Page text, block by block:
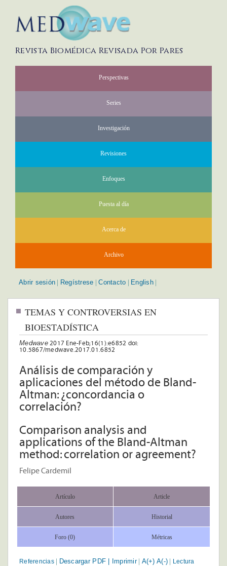
Revista Biomédica Revisada Por Pares
Perspectivas
Series
Investigación
Revisiones
Enfoques
Puesta al día
Acerca de
Archivo
Abrir sesión Regístrese |Contacto English
TEMAS Y CONTROVERSIAS EN
BIOESTADÍSTICA
Medwave2017 Ene-Feb;16(1):e6852 doi:
10.5867/medwave.2017.01.6852
Análisis de comparación y
aplicaciones del método de Bland-
Altman: ¿concordancia o
correlación?
Comparison analysis and
applications of the Bland-Altman
method: correlation or agreement?
Felipe Cardemil
Artículo Article
Autores Historial
Foro (0) Métricas
Referencias| Descargar PDF | Imprimir| A(+) A(-)
Lectura